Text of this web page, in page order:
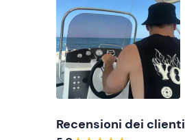
Recensioni dei clienti